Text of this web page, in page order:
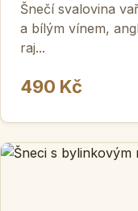
Šnečí svalovina
a bílým vínem,
raj...
490 Kč